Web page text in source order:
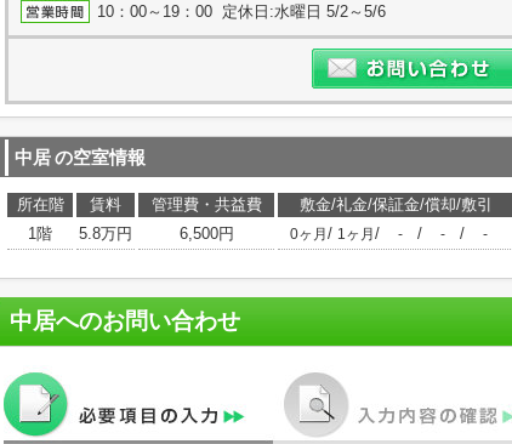
10：00～19：00 定休日:水曜日 5/2～5/6
中居の空室情報
所在階 賃料 管理費・共益費 敷金/礼金/保証金/償却/敷引
1階
5.8万円 6,500円 0ヶ月 / 1ヶ月 / - / - / -
中居へのお問い合わせ